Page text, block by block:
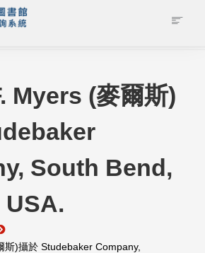
Myers (麥爾斯)
South Bend,
斯)攝於 Studebaker Company,